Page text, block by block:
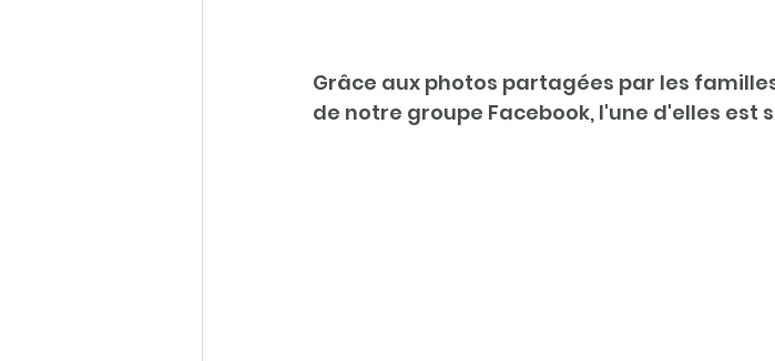
Grâce aux photos partagées par les
de notre groupe Facebook, l'une d'elles est